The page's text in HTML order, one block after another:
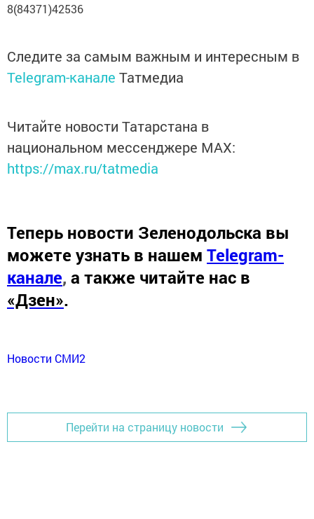
8(84371)42536
Следите за самым важным и интересным в
Telegram-канале Татмедиа
Читайте новости Татарстана в
национальном мессенджере MАХ:
https://max.ru/tatmedia
Теперь новости Зеленодольска вы
можете узнать в нашем Telegram-
канале, а также читайте нас в
«Дзен».
Новости СМИ2
Перейти на страницу новости